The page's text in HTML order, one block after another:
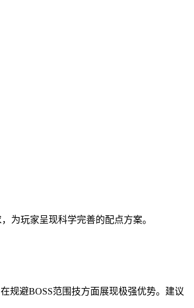
为玩家呈现科学完善的配点方案。
规避BOSS范围技方面展现极强优势。建议